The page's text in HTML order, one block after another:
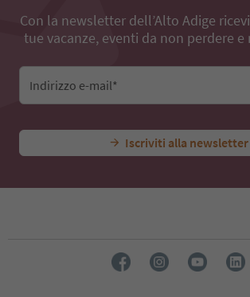
Con la newsletter dell’Alto Adige
tue vacanze, eventi da non perdere
Indirizzo e-mail*
Iscriviti alla newsletter